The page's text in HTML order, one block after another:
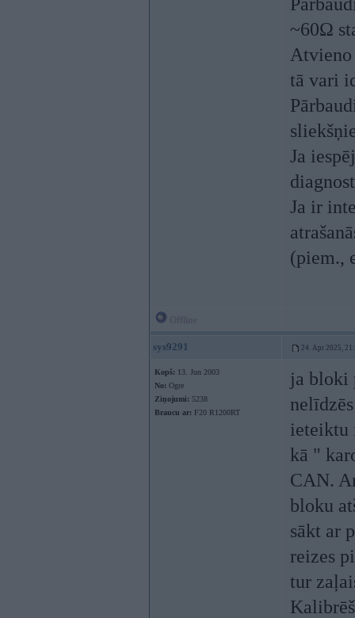
~60Ω
tā vari
Ja
Ja ir
(piem.,
sys9291 24. Apr 2025,
Kopš: 13. Jun 2003
No: Ogre
Ziņojumi: 5238
Braucu ar: F20 R1200RT
ja bloki
ieteiktu
kā "
CAN.
bloku
sākt ar
reizes
tur